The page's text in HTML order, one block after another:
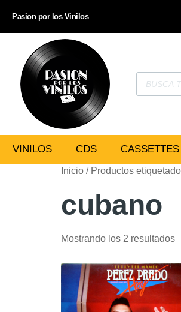
Pasion por los Vinilos
VINILOS CDS CASSETTES
Inicio / Productos
cubano
Mostrando los 2 resultados